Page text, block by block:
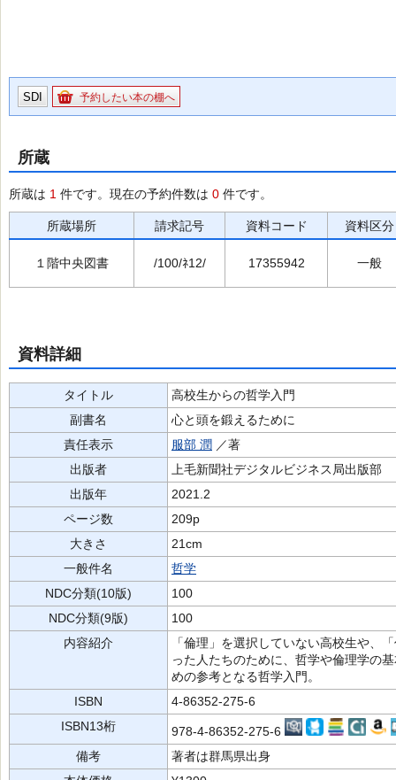
SDI 予約したい本の棚へ
所蔵
所蔵は 1 件です。現在の予約件数は 0 件です。
所蔵場所 請求記号 資料コード 資料区分
１階中央図書 /100/ﾈ12/ 17355942 一般
資料詳細
タイトル
高校生からの哲学入門
副書名
心と頭を鍛えるために
責任表示
服部 潤 ／著
出版者
上毛新聞社デジタルビジネス局出版部
出版年
2021.2
ページ数
209p
大きさ
21cm
一般件名
哲学
NDC分類(10版)
100
NDC分類(9版)
100
内容紹介
「倫理」を選択していない高校生や、
った人たちのために、哲学や倫理学の
めの参考となる哲学入門。
ISBN
4-86352-275-6
ISBN13桁
978-4-86352-275-6
備考
著者は群馬県出身